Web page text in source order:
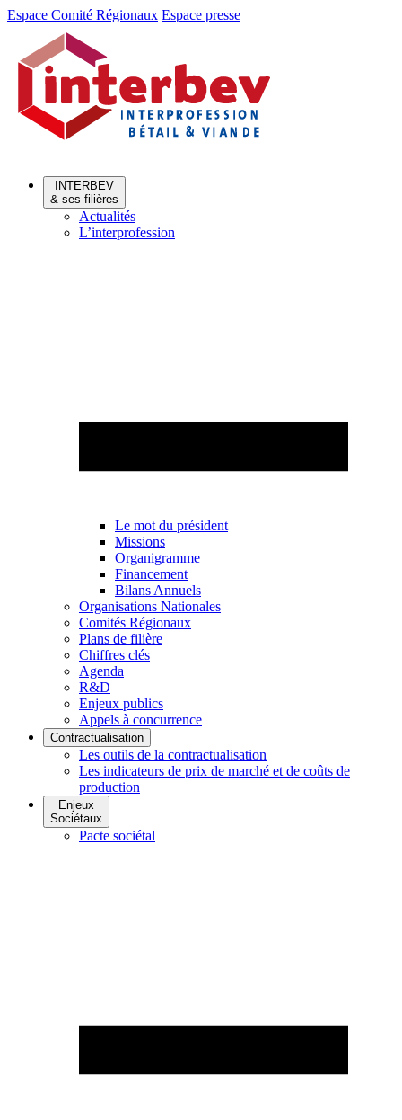
Aller
Aller
contenu
Espace Comité Régionaux Espace presse
INTERBEV
& ses filières
Actualités
L’interprofession
Le mot du président
Missions
Organigramme
Financement
Bilans Annuels
Organisations Nationales
Comités Régionaux
Plans de filière
Chiffres clés
Agenda
R&D
Enjeux publics
Appels à concurrence
Contractualisation
Les outils de la contractualisation
Les indicateurs de prix de marché et de coûts de
production
Enjeux
Sociétaux
Pacte sociétal